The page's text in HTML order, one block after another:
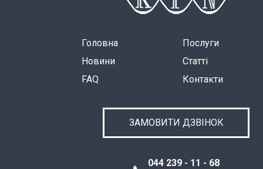
Головна
Послуги
Новини
Статті
FAQ
Контакти
ЗАМОВИТИ ДЗВІНОК
044 239 - 11 - 68